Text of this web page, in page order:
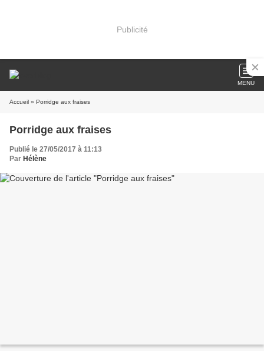
Publicité
MENU
Accueil » Porridge aux fraises
Porridge aux fraises
Publié le 27/05/2017 à 11:13
Par Hélène